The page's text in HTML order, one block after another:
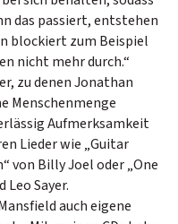
das passiert, entstehen
blockiert zum Beispiel
nicht mehr durch.“
zu denen Jonathan
Menschenmenge
Aufmerksamkeit
Lieder wie „Guitar
von Billy Joel oder „One
Leo Sayer.
auch eigene